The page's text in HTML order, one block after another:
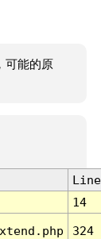
可能的原
Line
14
324